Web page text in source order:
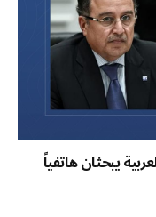
يبحثان هاتفياً